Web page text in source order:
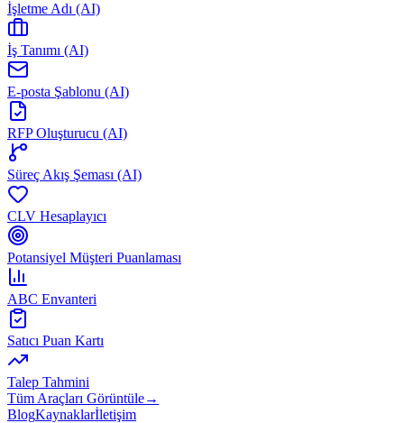
İşletme Adı (AI)
İş Tanımı (AI)
E-posta Şablonu (AI)
RFP Oluşturucu (AI)
Süreç Akış Şeması (AI)
CLV Hesaplayıcı
Potansiyel Müşteri Puanlaması
ABC Envanteri
Satıcı Puan Kartı
Talep Tahmini
Tüm Araçları Görüntüle→
BlogKaynaklarİletişim